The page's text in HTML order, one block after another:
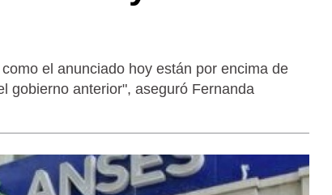
el anunciado hoy están por encima de
gobierno anterior", aseguró Fernanda